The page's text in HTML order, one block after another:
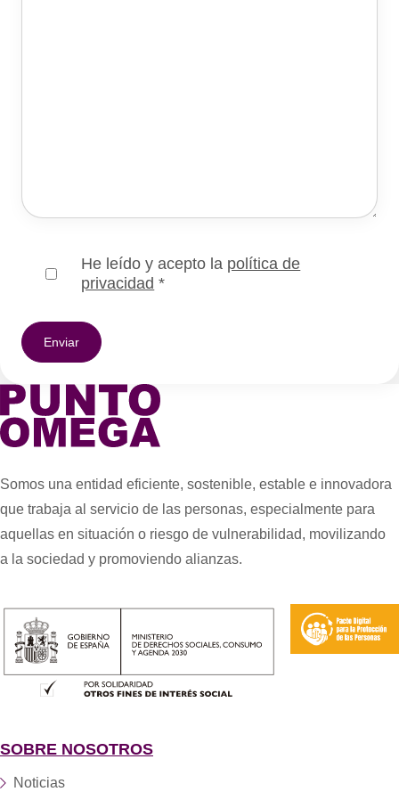
He leído y acepto la política de
privacidad *
Somos una entidad eficiente, sostenible, estable e innovadora
que trabaja al servicio de las personas, especialmente para
aquellas en situación o riesgo de vulnerabilidad, movilizando
a la sociedad y promoviendo alianzas.
SOBRE NOSOTROS
Noticias